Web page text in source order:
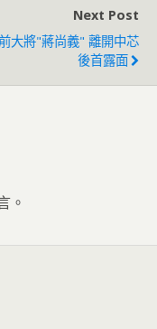
Next Post
大將"蔣尚義" 離開中芯
後首露面
。